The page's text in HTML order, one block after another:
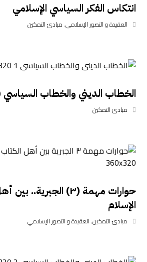
انتكاس الفكر السياسي الإسلامي
العقيدة و التصور الإسلامي,مبادئ التمكين
الخطاب الديني والخطاب السياسي
مبادئ التمكين
حوارات مهمة (٣)
الإسلام
مبادئ التمكين,العقيدة و التصور الإسلامي